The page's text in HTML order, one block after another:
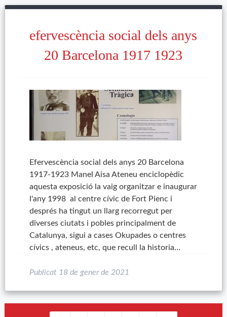
efervescència social dels anys
20 Barcelona 1917 1923
Efervescència social dels anys 20 Barcelona
1917-1923 Manel Aisa Ateneu enciclopèdic
aquesta exposició la vaig organitzar e inaugurar
l'any 1998 al centre cívic de Fort Pienc i
després ha tingut un llarg recorregut per
diverses ciutats i pobles principalment de
Catalunya, sigui a cases Okupades o centres
cívics , ateneus, etc, que recull la historia…
Publicat 18 de gener de 2021